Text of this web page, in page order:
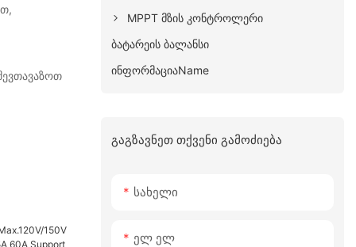
MPPT მზის კონტროლერი
ბატარეის ბალანსი
ინფორმაციაName
გაგზავნეთ თქვენი გამოძიება
Სახელი
Ელ Ელ